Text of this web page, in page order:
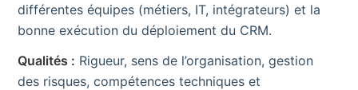
différentes équipes (métiers, IT, intégrateurs) et la
bonne exécution du déploiement du CRM.
Qualités : Rigueur, sens de l’organisation, gestion
des risques, compétences techniques et